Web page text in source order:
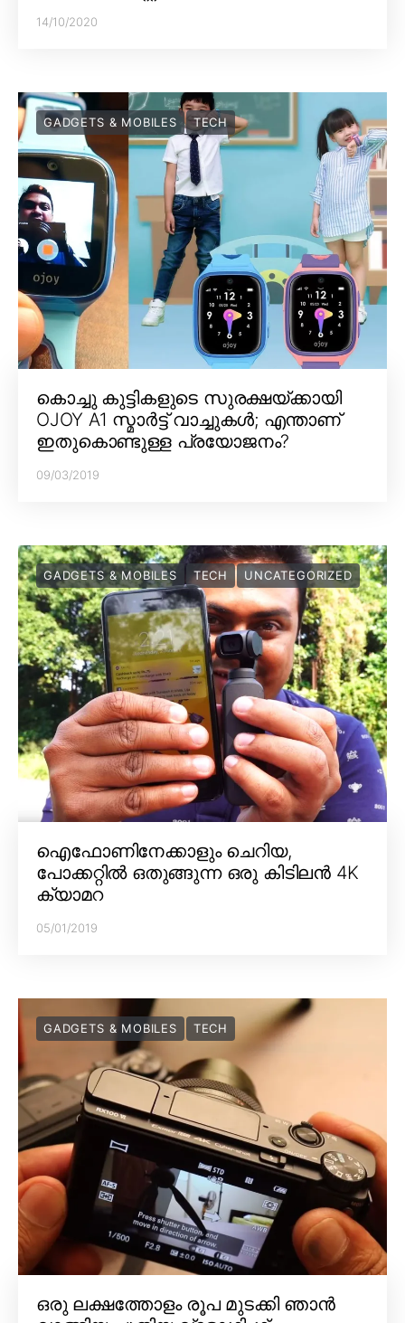
14/10/2020
GADGETS & MOBILES TECH
കൊച്ചു കുട്ടികളുടെ സുരക്ഷയ്ക്കായി
OJOY A1 സ്മാർട്ട് വാച്ചുകൾ; എന്താണ്
ഇതുകൊണ്ടുള്ള പ്രയോജനം?
09/03/2019
GADGETS & MOBILES TECH UNCATEGORIZED
ഐഫോണിനേക്കാളും ചെറിയ,
പോക്കറ്റിൽ ഒതുങ്ങുന്ന ഒരു കിടിലൻ 4K
ക്യാമറ
05/01/2019
GADGETS & MOBILES TECH
ഒരു ലക്ഷത്തോളം രൂപ മുടക്കി ഞാൻ